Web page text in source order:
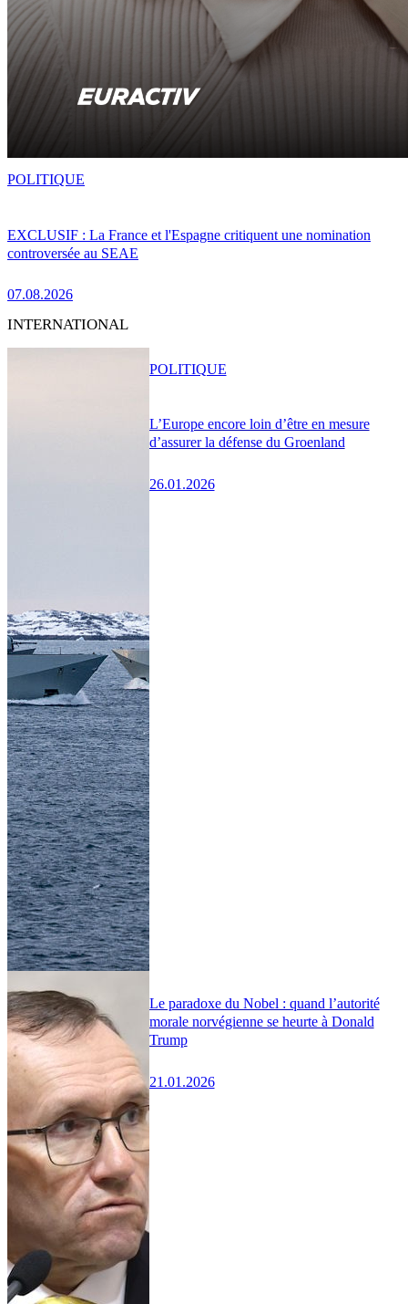
EXCLUSIF : La France et l'Espagne critiquent une nomination
controversée au SEAE
07.08.2026
POLITIQUE
INTERNATIONAL
L’Europe encore loin d’être en mesure
d’assurer la défense du Groenland
26.01.2026
POLITIQUE
Le paradoxe du Nobel : quand l’autorité
morale norvégienne se heurte à Donald
Trump
21.01.2026